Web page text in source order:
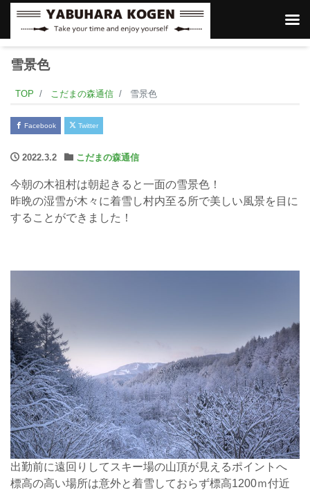
雪景色
TOP こだまの森通信 雪景色
Facebook Twitter
2022.3.2 こだまの森通信
今朝の木祖村は朝起きると一面の雪景色！
昨晩の湿雪が木々に着雪し村内至る所で美しい風景を目に
することができました！
出勤前に遠回りしてスキー場の山頂が見えるポイントへ
標高の高い場所は意外と着雪しておらず標高1200ｍ付近